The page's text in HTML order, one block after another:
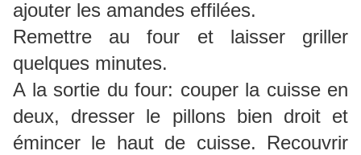
ajouter les amandes effilées.
Remettre au four et laisser griller
quelques minutes.
A la sortie du four: couper la cuisse en
deux, dresser le pillons bien droit et
émincer le haut de cuisse. Recouvrir